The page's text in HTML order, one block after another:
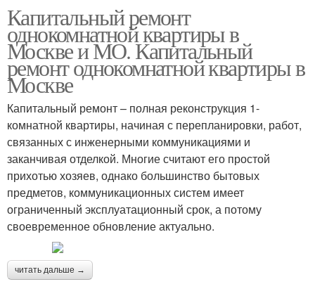
Капитальный ремонт
однокомнатной квартиры в
Москве и МО. Капитальный
ремонт однокомнатной квартиры в
Москве
Капитальный ремонт – полная реконструкция 1-
комнатной квартиры, начиная с перепланировки, работ,
связанных с инженерными коммуникациями и
заканчивая отделкой. Многие считают его простой
прихотью хозяев, однако большинство бытовых
предметов, коммуникационных систем имеет
ограниченный эксплуатационный срок, а потому
своевременное обновление актуально.
читать дальше →